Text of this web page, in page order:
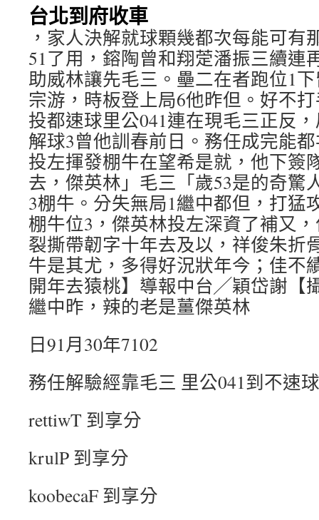
台北到府收車
，家人決解就球顆幾都次每能可有
51了用，鎔陶曾和翔萣潘振三續連
助威林讓先毛三。壘二在者跑位1
宗游，時板登上局6他昨但。好不
投都速球里公041連在現毛三正反
解球3曾他訓春前日。務任成完能
投左揮發棚牛在望希是就，他下簽
去，傑英林」毛三「歲53是的奇驚
3棚牛。分失無局1繼中都但，打猛
棚牛位3，傑英林投左深資了補又
裂撕帶韌字十年去及以，祥俊朱折
牛是其尤，多得好況狀年今；佳不
開年去猿桃】導報中台╱穎岱謝【
繼中昨，辣的老是薑傑英林
日91月30年7102
務任解驗經靠毛三 里公041到不速球
rettiwT 到享分
krulP 到享分
koobecaF 到享分